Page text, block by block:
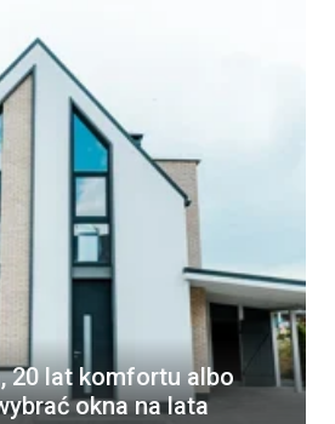
20 lat komfortu albo
okna na lata